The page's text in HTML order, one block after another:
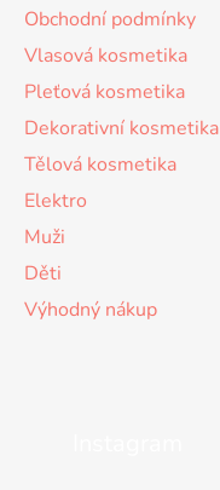
Obchodní podmínky
Vlasová kosmetika
Pleťová kosmetika
Dekorativní kosmetika
Tělová kosmetika
Elektro
Muži
Děti
Výhodný nákup